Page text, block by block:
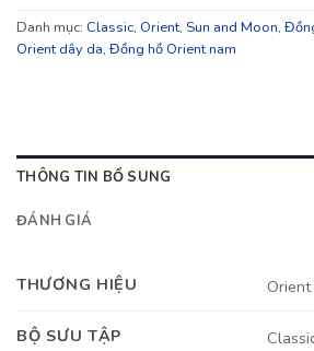
Danh mục: Classic, Orient, Sun and Moon,
Orient dây da, Đồng hồ Orient nam
THÔNG TIN BỔ SUNG
ĐÁNH GIÁ
THƯƠNG HIỆU Orient
BỘ SƯU TẬP